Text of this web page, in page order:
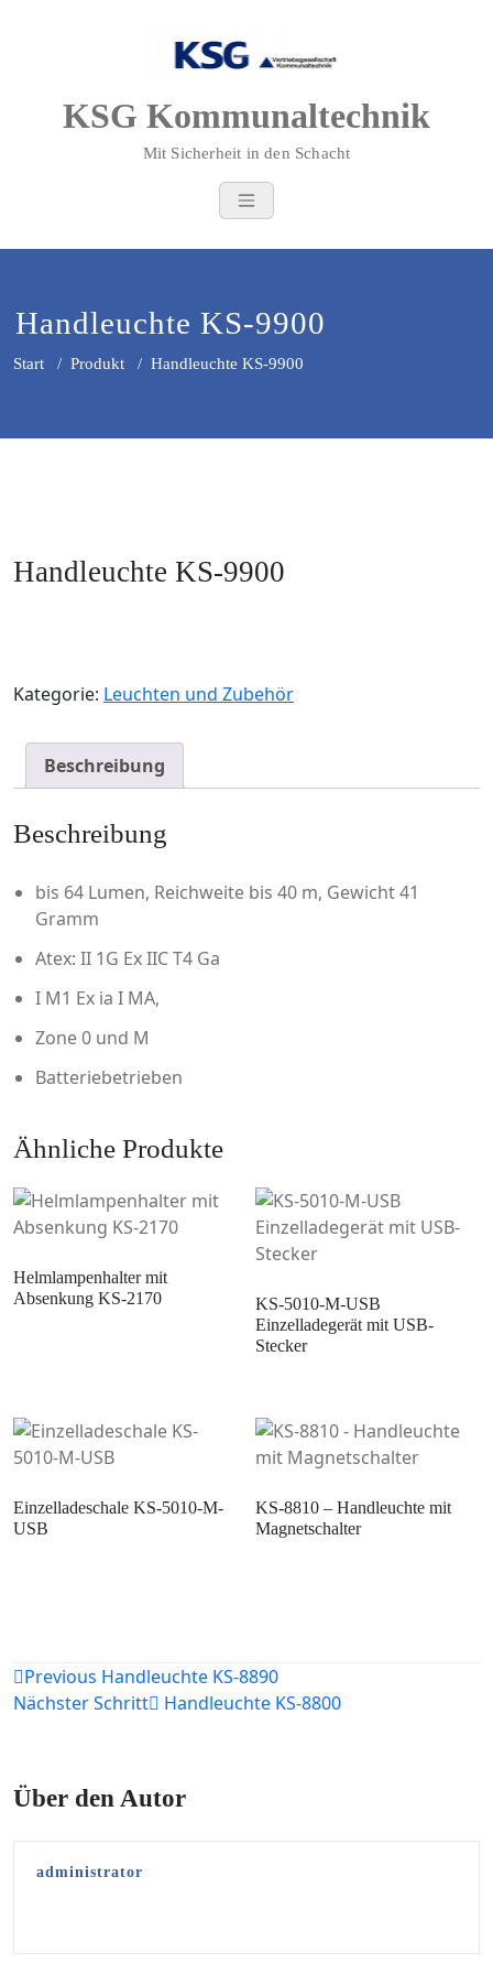
KSG Kommunaltechnik
Mit Sicherheit in den Schacht
Handleuchte KS-9900
Start / Produkt / Handleuchte KS-9900
Handleuchte KS-9900
Kategorie: Leuchten und Zubehör
Beschreibung
Beschreibung
bis 64 Lumen, Reichweite bis 40 m, Gewicht 41
Gramm
Atex: II 1G Ex IIC T4 Ga
I M1 Ex ia I MA,
Zone 0 und M
Batteriebetrieben
Ähnliche Produkte
Helmlampenhalter mit
Absenkung KS-2170
KS-5010-M-USB
Einzelladegerät mit USB-
Stecker
Einzelladeschale KS-5010-M-
USB
KS-8810 – Handleuchte mit
Magnetschalter
Beitragsnavigation
Previous Handleuchte KS-8890
Nächster Schritt
Handleuchte KS-8800
Über den Autor
administrator